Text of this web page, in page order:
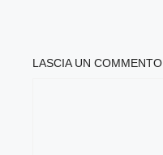
LASCIA UN COMMENTO